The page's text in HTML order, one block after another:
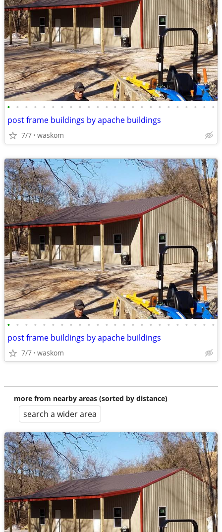
• • • • • • • • • • • • • • • • • • • • • • • •
post frame buildings by apache buildings
7/7 waskom
• • • • • • • • • • • • • • • • • • • • • • • •
post frame buildings by apache buildings
7/7 waskom
more from nearby areas (sorted by distance)
search a wider area